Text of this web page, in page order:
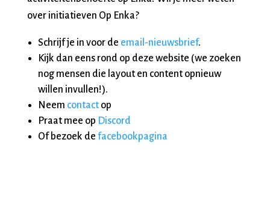
over initiatieven Op Enka?
Schrijf je in voor de email-nieuwsbrief.
Kijk dan eens rond op deze website (we zoeken
nog mensen die layout en content opnieuw
willen invullen!).
Neem contactop
Praat mee op Discord
Of bezoek de facebookpagina